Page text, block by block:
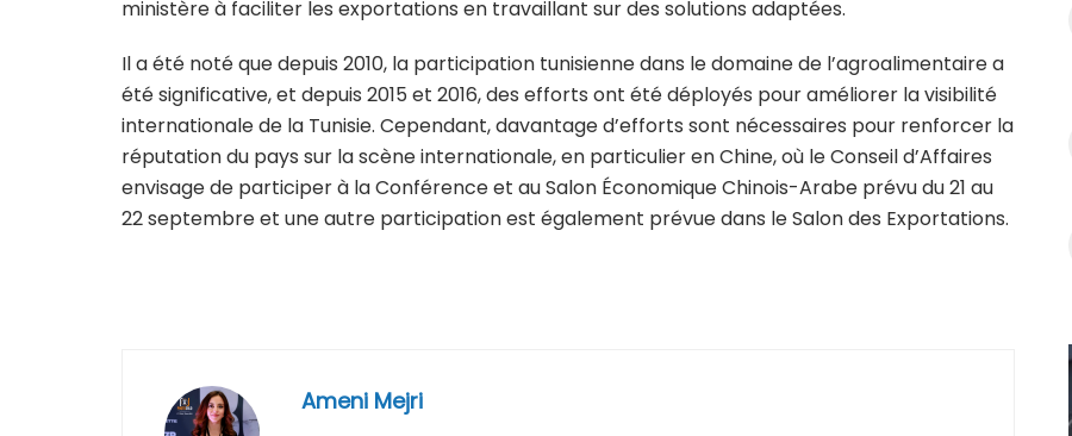
ministère à faciliter les exportations en travaillant sur des solutions adaptées.
Il a été noté que depuis 2010, la participation tunisienne dans le domaine de l’agroalimentaire a
été significative, et depuis 2015 et 2016, des efforts ont été déployés pour améliorer la visibilité
internationale de la Tunisie. Cependant, davantage d’efforts sont nécessaires pour renforcer la
réputation du pays sur la scène internationale, en particulier en Chine, où le Conseil d’Affaires
envisage de participer à la Conférence et au Salon Économique Chinois-Arabe prévu du 21 au
22 septembre et une autre participation est également prévue dans le Salon des Exportations.
Ameni Mejri